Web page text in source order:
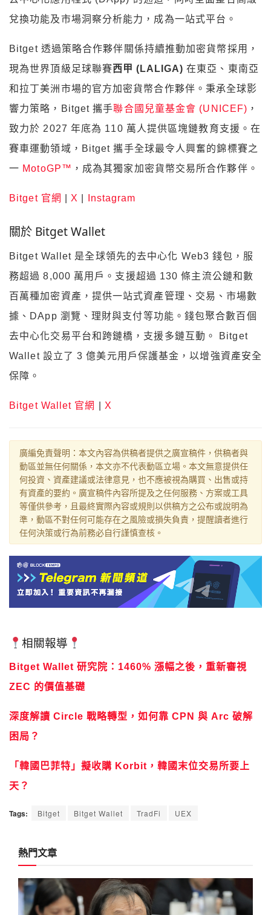
兌換功能及市場洞察分析能力，成為一站式平台。
Bitget 透過策略合作夥伴關係持續推動加密貨幣採用，
現為世界頂級足球聯賽西甲 (LALIGA) 在東亞、東南亞
和拉丁美洲市場的官方加密貨幣合作夥伴。秉承全球影
響力策略，Bitget 攜手聯合國兒童基金會 (UNICEF) ，
致力於 2027 年底為 110 萬人提供區塊鏈教育支援。在
賽車運動領域，Bitget 攜手全球最令人興奮的錦標賽之
一 MotoGP™ ，成為其獨家加密貨幣交易所合作夥伴。
Bitget 官網 X Instagram
關於 Bitget Wallet
Bitget Wallet 是全球領先的去中心化 Web3 錢包，服
務超過 8,000 萬用戶。支援超過 130 條主流公鏈和數
百萬種加密資產，提供一站式資產管理、交易、市場數
據、DApp 瀏覽、理財與支付等功能。錢包聚合數百個
去中心化交易平台和跨鏈橋，支援多鏈互動。 Bitget
Wallet 設立了 3 億美元用戶保護基金，以增強資產安全
保障。
Bitget Wallet 官網 X
廣編免責聲明：本文內容為供稿者提供之廣宣稿件，供稿者與
動區並無任何關係，本文亦不代表動區立場。本文無意提供任
何投資、資產建議或法律意見，也不應被視為購買、出售或持
有資產的要約。廣宣稿件內容所提及之任何服務、方案或工具
等僅供參考，且最終實際內容或規則以供稿方之公布或說明為
準，動區不對任何可能存在之風險或損失負責，提醒讀者進行
任何決策或行為前務必自行謹慎查核。
相關報導
Bitget Wallet 研究院：1460% 漲幅之後，重新審視
ZEC 的價值基礎
深度解讀 Circle 戰略轉型，如何靠 CPN 與 Arc 破解
困局？
「韓國巴菲特」擬收購 Korbit，韓國末位交易所要上
天？
Tags: Bitget Bitget Wallet TradFi UEX
熱門文章